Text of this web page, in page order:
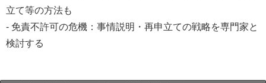
立て等の方法も
- 免責不許可の危機：事情説明・再申立ての戦略を専門家と
検討する